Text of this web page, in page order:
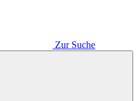
Zur Suche